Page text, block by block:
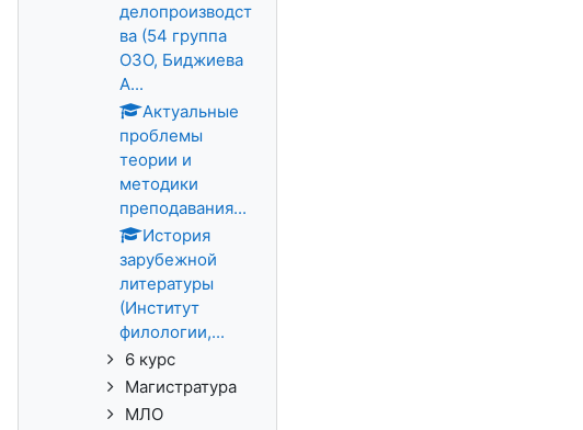
делопроизводст
ва (54 группа
ОЗО, Биджиева
А...
Актуальные
проблемы
теории и
методики
преподавания...
История
зарубежной
литературы
(Институт
филологии,...
6 курс
Магистратура
МЛО